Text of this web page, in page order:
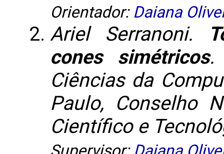
Orientador: Daiana
Ariel Serranoni.
cones simétricos.
Ciências da
Paulo, Conselho
Científico e